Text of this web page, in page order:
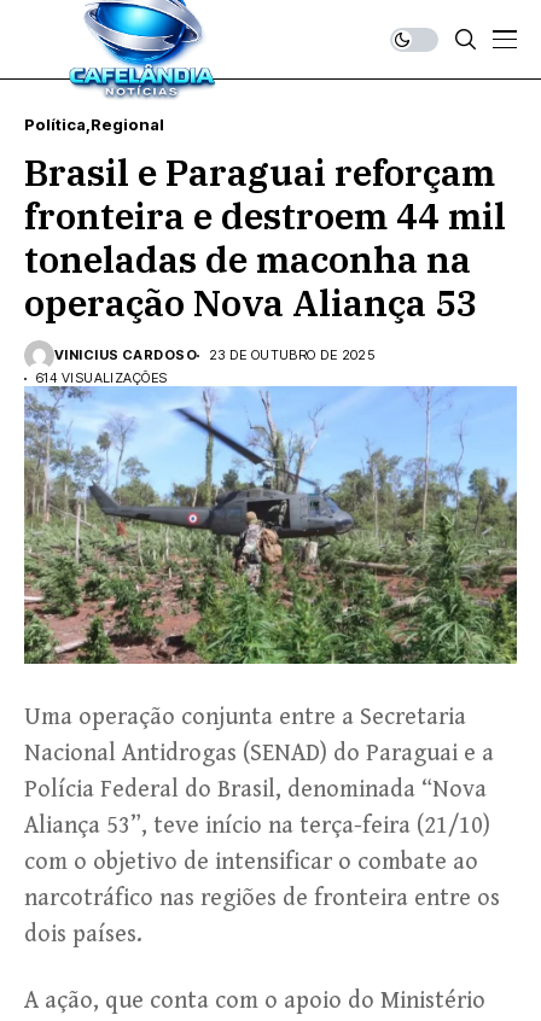
Política Regional
Brasil e Paraguai reforçam
fronteira e destroem 44 mil
toneladas de maconha na
operação Nova Aliança 53
VINICIUS CARDOSO
23 DE OUTUBRO DE 2025
614 VISUALIZAÇÕES
Uma operação conjunta entre a Secretaria
Nacional Antidrogas (SENAD) do Paraguai e a
Polícia Federal do Brasil, denominada “Nova
Aliança 53”, teve início na terça-feira (21/10)
com o objetivo de intensificar o combate ao
narcotráfico nas regiões de fronteira entre os
dois países.
A ação, que conta com o apoio do Ministério